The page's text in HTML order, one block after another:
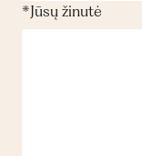
*Jūsų žinutė